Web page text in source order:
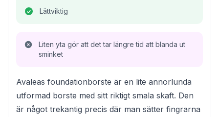
Lättviktig
Liten yta gör att det tar längre tid att blanda ut
sminket
Avaleas foundationborste är en lite annorlunda
utformad borste med sitt riktigt smala skaft. Den
är något trekantig precis där man sätter fingrarna